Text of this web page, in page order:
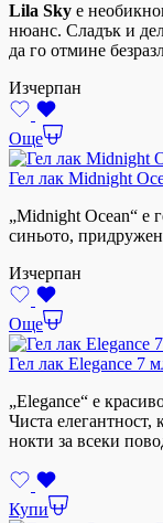
Lila Sky е
нюанс. Сладък и
да го отмине
Изчерпан
Още
Гел лак Midnight
„Midnight Ocean“ е
синьото,
Изчерпан
Още
Гел лак Elegance 7
„Elegance“ е
Чиста
нокти за всеки
Купи